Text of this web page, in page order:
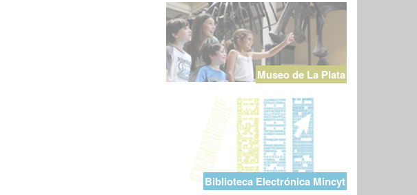
Museo de La Plata
Biblioteca Electrónica Mincyt